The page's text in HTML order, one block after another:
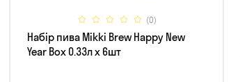
(0)
Набір пива Mikki Brew Happy New
Year Box 0.33л x 6шт